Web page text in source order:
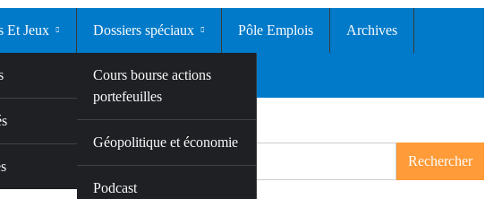
Et Jeux Dossiers spéciaux
Cours bourse actions
portefeuilles
Géopolitique et économie
Podcast
Pôle Emplois Archives
Rechercher
Rechercher